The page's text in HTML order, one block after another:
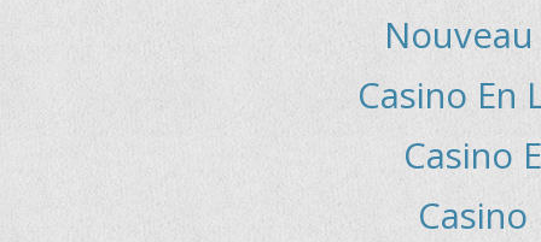
Casino En
Casino
Casino